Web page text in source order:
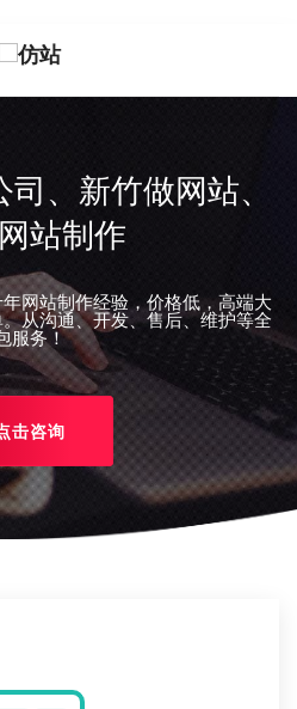
、新竹做网站、
站制作
网站制作经验，价格低，高端大
从沟通、开发、售后、维护等全
服务！
击咨询